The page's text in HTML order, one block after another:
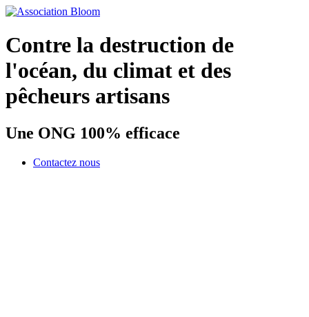
Contre la destruction de
l'océan, du climat et des
pêcheurs artisans
Une ONG 100% efficace
Contactez nous